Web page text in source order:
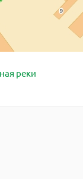
реки